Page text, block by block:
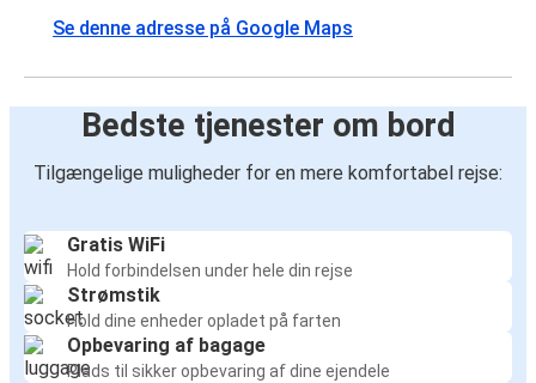
Se denne adresse på Google Maps
Bedste tjenester om bord
Tilgængelige muligheder for en mere komfortabel rejse:
Gratis WiFi
Hold forbindelsen under hele din rejse
Strømstik
Hold dine enheder opladet på farten
Opbevaring af bagage
Plads til sikker opbevaring af dine ejendele